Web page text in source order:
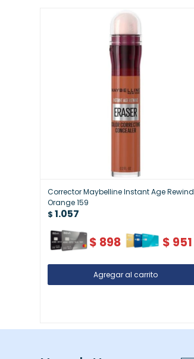
Corrector Maybelline Instant Age Rewind
Orange 159
$ 1.057
$ 898 $ 951